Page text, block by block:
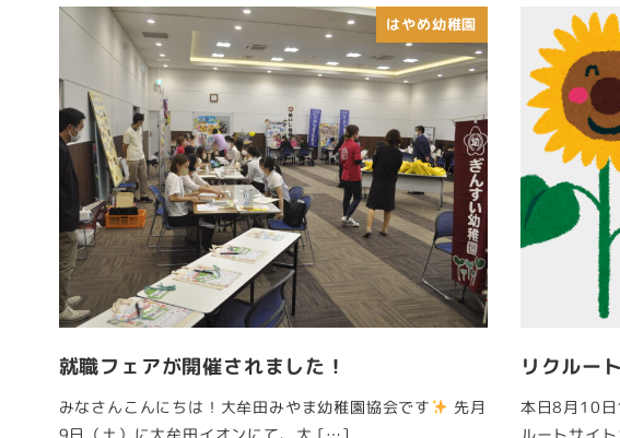
はやめ幼稚園
就職フェアが開催されました！
みなさんこんにちは！大牟田みやま幼稚園協会です
先月
リクルー
本日8月10日